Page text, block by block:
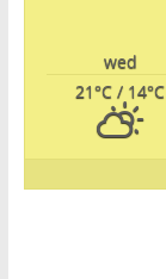
wed
21°C / 14°C